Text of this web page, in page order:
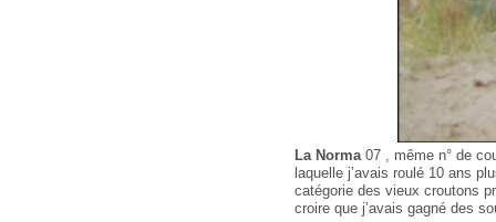
La Norma07 , même n° de
laquelle j’avais roulé 10 ans
catégorie des vieux croutons
croire que j’avais gagné des